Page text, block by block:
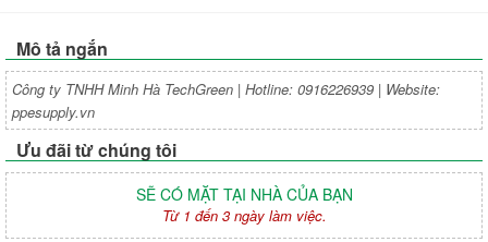
Mô tả ngắn
Công ty TNHH Minh Hà TechGreen | Hotline: 0916226939 | Website:
ppesupply.vn
Ưu đãi từ chúng tôi
SẼ CÓ MẶT TẠI NHÀ CỦA BẠN
Từ 1 đến 3 ngày làm việc.